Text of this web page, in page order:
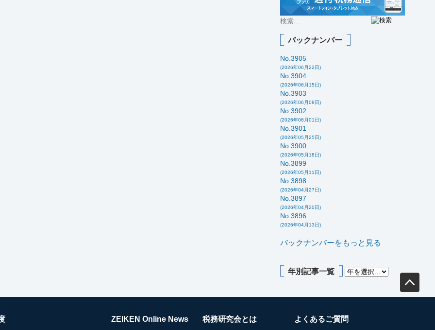
バックナンバー
No.3905
(2026年06月22日)
No.3904
(2026年06月15日)
No.3903
(2026年06月08日)
No.3902
(2026年06月01日)
No.3901
(2026年05月25日)
No.3900
(2026年05月18日)
No.3899
(2026年05月11日)
No.3898
(2026年04月27日)
No.3897
(2026年04月20日)
No.3896
(2026年04月13日)
バックナンバーをもっと見る
年別記事一覧
ZEIKEN Online News 税務研究会とは よくあるご質問